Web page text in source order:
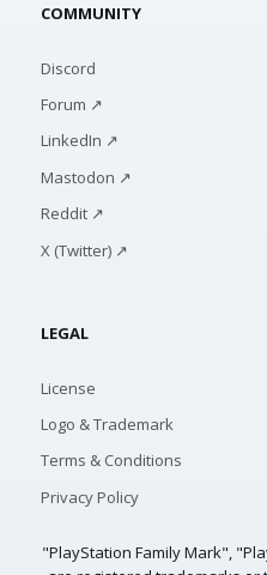
COMMUNITY
Discord
Forum ↗
LinkedIn ↗
Mastodon ↗
Reddit ↗
X (Twitter) ↗
LEGAL
License
Logo & Trademark
Terms & Conditions
Privacy Policy
"PlayStation Family Mark",